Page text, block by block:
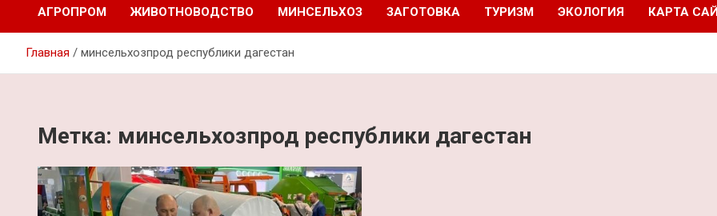
АГРОПРОМ ЖИВОТНОВОДСТВО МИНСЕЛЬХОЗ ЗАГОТОВКА ТУРИЗМ ЭКОЛОГИЯ КАРТА
Главная минсельхозпрод республики дагестан
Метка: минсельхозпрод республики дагестан